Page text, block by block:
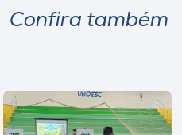
Confira também